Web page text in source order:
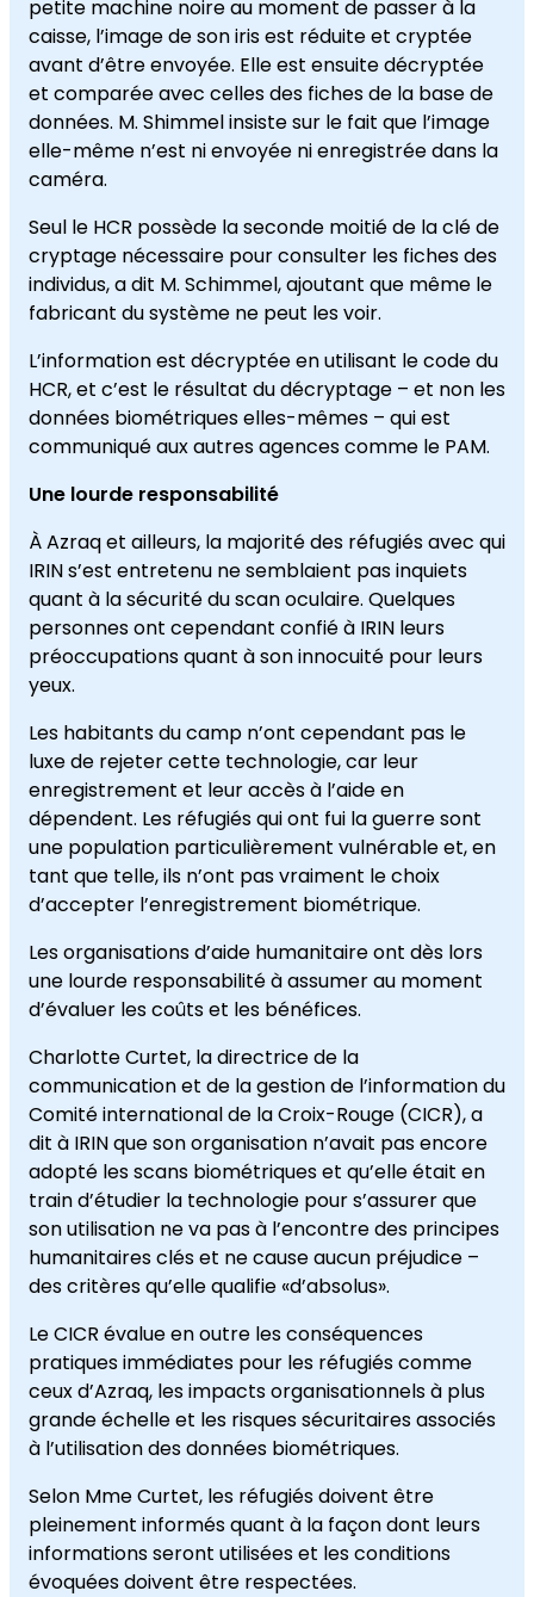
petite machine noire au moment de passer à la
caisse, l’image de son iris est réduite et cryptée
avant d’être envoyée. Elle est ensuite décryptée
et comparée avec celles des fiches de la base de
données. M. Shimmel insiste sur le fait que l’image
elle-même n’est ni envoyée ni enregistrée dans la
caméra.
Seul le HCR possède la seconde moitié de la clé de
cryptage nécessaire pour consulter les fiches des
individus, a dit M. Schimmel, ajoutant que même le
fabricant du système ne peut les voir.
L’information est décryptée en utilisant le code du
HCR, et c’est le résultat du décryptage – et non les
données biométriques elles-mêmes – qui est
communiqué aux autres agences comme le PAM.
Une lourde responsabilité
À Azraq et ailleurs, la majorité des réfugiés avec qui
IRIN s’est entretenu ne semblaient pas inquiets
quant à la sécurité du scan oculaire. Quelques
personnes ont cependant confié à IRIN leurs
préoccupations quant à son innocuité pour leurs
yeux.
Les habitants du camp n’ont cependant pas le
luxe de rejeter cette technologie, car leur
enregistrement et leur accès à l’aide en
dépendent. Les réfugiés qui ont fui la guerre sont
une population particulièrement vulnérable et, en
tant que telle, ils n’ont pas vraiment le choix
d’accepter l’enregistrement biométrique.
Les organisations d’aide humanitaire ont dès lors
une lourde responsabilité à assumer au moment
d’évaluer les coûts et les bénéfices.
Charlotte Curtet, la directrice de la
communication et de la gestion de l’information du
Comité international de la Croix-Rouge (CICR), a
dit à IRIN que son organisation n’avait pas encore
adopté les scans biométriques et qu’elle était en
train d’étudier la technologie pour s’assurer que
son utilisation ne va pas à l’encontre des principes
humanitaires clés et ne cause aucun préjudice –
des critères qu’elle qualifie «d’absolus».
Le CICR évalue en outre les conséquences
pratiques immédiates pour les réfugiés comme
ceux d’Azraq, les impacts organisationnels à plus
grande échelle et les risques sécuritaires associés
à l’utilisation des données biométriques.
Selon Mme Curtet, les réfugiés doivent être
pleinement informés quant à la façon dont leurs
informations seront utilisées et les conditions
évoquées doivent être respectées.